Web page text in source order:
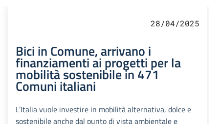
28/04/2025
Bici in Comune, arrivano i
finanziamenti ai progetti per la
mobilità sostenibile in 471
Comuni italiani
L’Italia vuole investire in mobilità alternativa, dolce e
sostenibile anche dal punto di vista ambientale e